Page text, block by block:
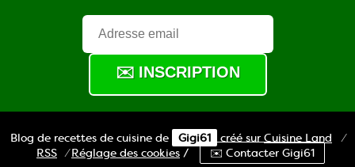
Blog de recettes de cuisine de Gigi61 créé sur Cuisine Land
⁄
RSS ⁄Réglage des cookies / ✉️ Contacter Gigi61